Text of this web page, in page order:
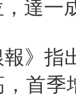
達一
報》
，首季